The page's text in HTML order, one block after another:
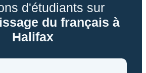
d'étudiants sur
du français à
Halifax